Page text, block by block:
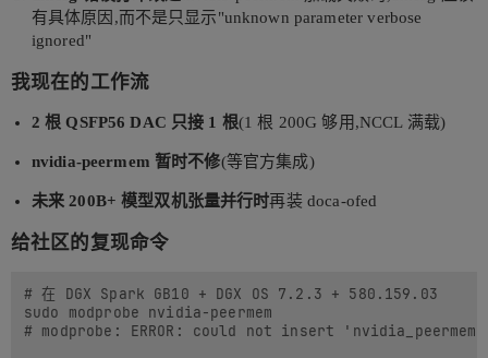
有具体原因,而不是只显示"unknown parameter verbose
ignored"
我现在的工作流
2 根 QSFP56 DAC 只接 1 根(1 根 200G 够用,NCCL 满载)
nvidia-peermem 暂时不修(等官方集成)
未来 200B+ 模型双机张量并行时再装 doca-ofed
给社区的复现命令
# 在 DGX Spark GB10 + DGX OS 7.2.3 + 580.159.03
sudo modprobe nvidia-peermem
# modprobe: ERROR: could not insert